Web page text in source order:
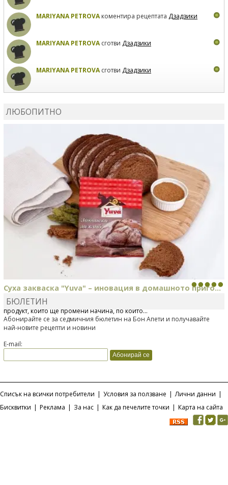
MARIYANA PETROVAкоментира рецептата Дзадзики
MARIYANA PETROVAсготви Дзадзики
MARIYANA PETROVAсготви Дзадзики
ЛЮБОПИТНО
Суха закваска "Yuva" – иновация в домашното приго...
Отскоро Лесафр България стартира предлагането на изцяло нов
продукт, който ще промени начина, по който...
БЮЛЕТИН
Абонирайте се за седмичния бюлетин на Бон Апети и получавайте
най-новите рецепти и новини
E-mail:
Списък на всички потребители | Условия за ползване | Лични данни |
Бисквитки | Реклама | За нас | Как да печелите точки | Карта на сайта